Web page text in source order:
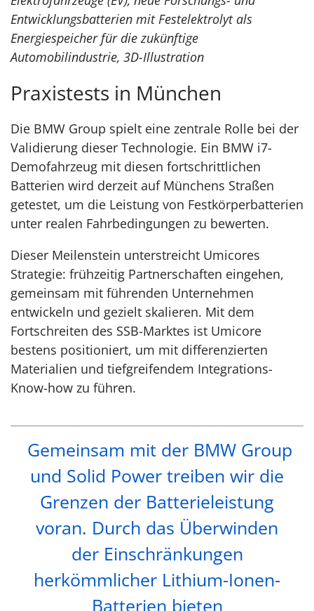
Entwicklungsbatterien mit Festelektrolyt als
Energiespeicher für die zukünftige
Automobilindustrie, 3D-Illustration
Praxistests in München
Die BMW Group spielt eine zentrale Rolle bei der
Validierung dieser Technologie. Ein BMW i7-
Demofahrzeug mit diesen fortschrittlichen
Batterien wird derzeit auf Münchens Straßen
getestet, um die Leistung von Festkörperbatterien
unter realen Fahrbedingungen zu bewerten.
Dieser Meilenstein unterstreicht Umicores
Strategie: frühzeitig Partnerschaften eingehen,
gemeinsam mit führenden Unternehmen
entwickeln und gezielt skalieren. Mit dem
Fortschreiten des SSB-Marktes ist Umicore
bestens positioniert, um mit differenzierten
Materialien und tiefgreifendem Integrations-
Know-how zu führen.
Gemeinsam mit der BMW Group
und Solid Power treiben wir die
Grenzen der Batterieleistung
voran. Durch das Überwinden
der Einschränkungen
herkömmlicher Lithium-Ionen-
Batterien bieten